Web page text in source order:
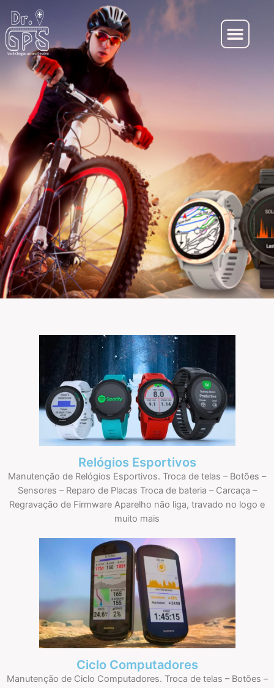
Relógios Esportivos
Manutenção de Relógios Esportivos. Troca de telas – Botões –
Sensores – Reparo de Placas Troca de bateria – Carcaça –
Regravação de Firmware Aparelho não liga, travado no logo e
muito mais
Ciclo Computadores
Manutenção de Ciclo Computadores. Troca de telas – Botões –